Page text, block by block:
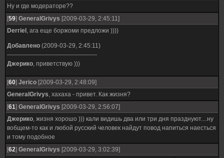
Ну и где модераторе??
[59] GeneralGrivys [2009-03-29, 2:45:11]
Derriel , ага еще боржоми предложи ))))
Добавлено (2009-03-29, 2:45:11)
---------------------------------------------
Джерико, приветствую )))
[60] Jerico [2009-03-29, 2:48:09]
GeneralGrivys, хахаха - привет. Как жизня?
[61] GeneralGrivys [2009-03-29, 2:56:07]
Джерико, жизня хорошо ))) кали видишь два или три дня празднуют....ну
вобщем-то как и любой русский человек найдут повод напиться наесться
и тому подобное
[62] GeneralGrivys [2009-03-29, 3:02:39]